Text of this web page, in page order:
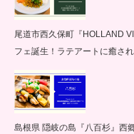
尾道市西久保町『HOLLAND
フェ誕生！ラテアートに癒さ
島根県 隠岐の島『八百杉』西